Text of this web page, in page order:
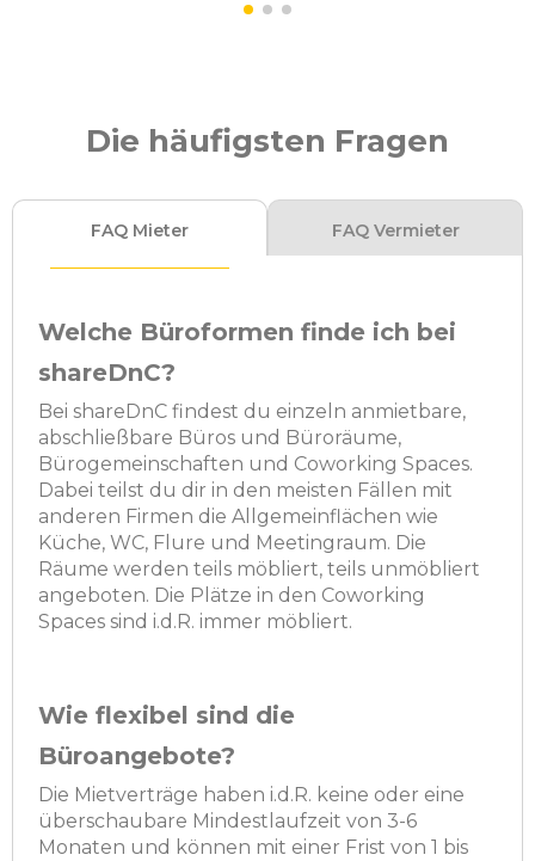
Die häufigsten Fragen
FAQ Mieter FAQ Vermieter
Welche Büroformen finde ich bei
shareDnC?
Bei shareDnC findest du einzeln anmietbare,
abschließbare Büros und Büroräume,
Bürogemeinschaften und Coworking Spaces.
Dabei teilst du dir in den meisten Fällen mit
anderen Firmen die Allgemeinflächen wie
Küche, WC, Flure und Meetingraum. Die
Räume werden teils möbliert, teils unmöbliert
angeboten. Die Plätze in den Coworking
Spaces sind i.d.R. immer möbliert.
Wie flexibel sind die
Büroangebote?
Die Mietverträge haben i.d.R. keine oder eine
überschaubare Mindestlaufzeit von 3-6
Monaten und können mit einer Frist von 1 bis